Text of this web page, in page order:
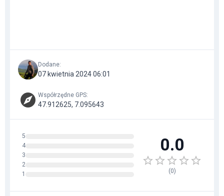
Dodane:
07 kwietnia 2024 06:01
Współrzędne GPS:
47.912625, 7.095643
5
4
3
2
1
0.0
(0)